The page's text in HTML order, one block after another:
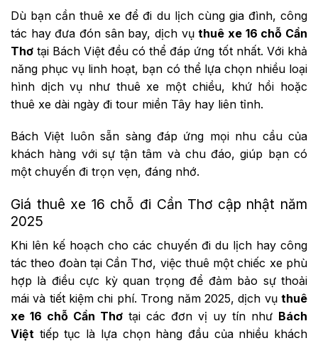
Dù bạn cần thuê xe để đi du lịch cùng gia đình, công
tác hay đưa đón sân bay, dịch vụthuê xe 16 chỗ Cần
Thơ tại Bách Việt đều có thể đáp ứng tốt nhất. Với khả
năng phục vụ linh hoạt, bạn có thể lựa chọn nhiều loại
hình dịch vụ như thuê xe một chiều, khứ hồi hoặc
thuê xe dài ngày đi tour miền Tây hay liên tỉnh.
Bách Việt luôn sẵn sàng đáp ứng mọi nhu cầu của
khách hàng với sự tận tâm và chu đáo, giúp bạn có
một chuyến đi trọn vẹn, đáng nhớ.
Giá thuê xe 16 chỗ đi Cần Thơ cập nhật năm
2025
Khi lên kế hoạch cho các chuyến đi du lịch hay công
tác theo đoàn tại Cần Thơ, việc thuê một chiếc xe phù
hợp là điều cực kỳ quan trọng để đảm bảo sự thoải
mái và tiết kiệm chi phí. Trong năm 2025, dịch vụ thuê
xe 16 chỗ Cần Thơ tại các đơn vị uy tín như Bách
Việt tiếp tục là lựa chọn hàng đầu của nhiều khách